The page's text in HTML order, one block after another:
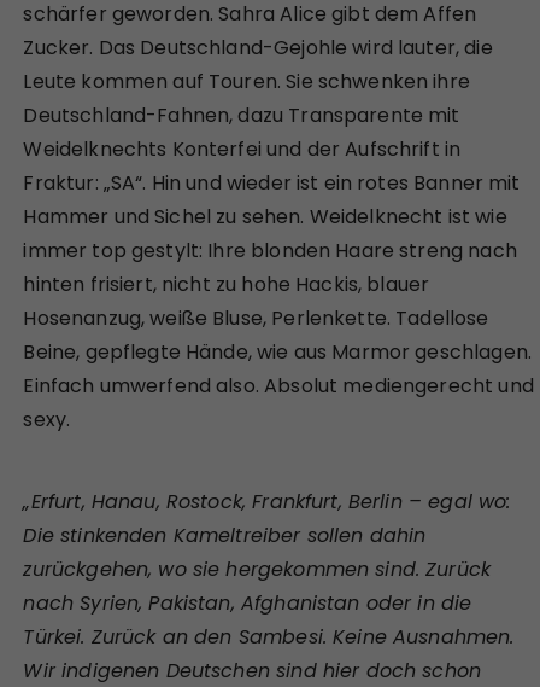
schärfer geworden. Sahra Alice gibt dem Affen
Zucker. Das Deutschland-Gejohle wird lauter, die
Leute kommen auf Touren. Sie schwenken ihre
Deutschland-Fahnen, dazu Transparente mit
Weidelknechts Konterfei und der Aufschrift in
Fraktur: „SA“. Hin und wieder ist ein rotes Banner mit
Hammer und Sichel zu sehen. Weidelknecht ist wie
immer top gestylt: Ihre blonden Haare streng nach
hinten frisiert, nicht zu hohe Hackis, blauer
Hosenanzug, weiße Bluse, Perlenkette. Tadellose
Beine, gepflegte Hände, wie aus Marmor geschlagen.
Einfach umwerfend also. Absolut mediengerecht und
sexy.
„Erfurt, Hanau, Rostock, Frankfurt, Berlin – egal wo:
Die stinkenden Kameltreiber sollen dahin
zurückgehen, wo sie hergekommen sind. Zurück
nach Syrien, Pakistan, Afghanistan oder in die
Türkei. Zurück an den Sambesi. Keine Ausnahmen.
Wir indigenen Deutschen sind hier doch schon